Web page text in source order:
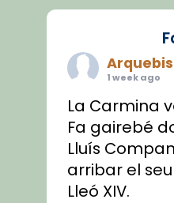
1 week ago
La Carmina
Fa gairebé
Lluís
arribar el
Lleó XIV.